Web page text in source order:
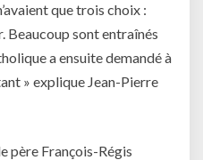
que trois choix :
Beaucoup sont entraînés
a ensuite demandé à
» explique Jean-Pierre
père François-Régis